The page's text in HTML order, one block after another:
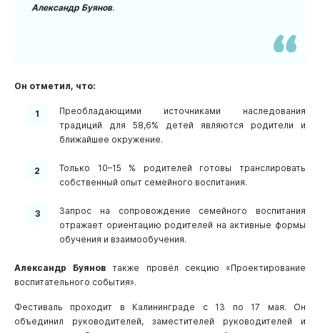
Александр Буянов.
Он отметил, что:
Преобладающими источниками наследования
традиций для 58,6% детей являются родители и
ближайшее окружение.
Только 10–15 % родителей готовы транслировать
собственный опыт семейного воспитания.
Запрос на сопровождение семейного воспитания
отражает ориентацию родителей на активные формы
обучения и взаимообучения.
Александр Буяновтакже провёл секцию «Проектирование
воспитательного события».
Фестиваль проходит в Калининграде с 13 по 17 мая. Он
объединил руководителей, заместителей руководителей и